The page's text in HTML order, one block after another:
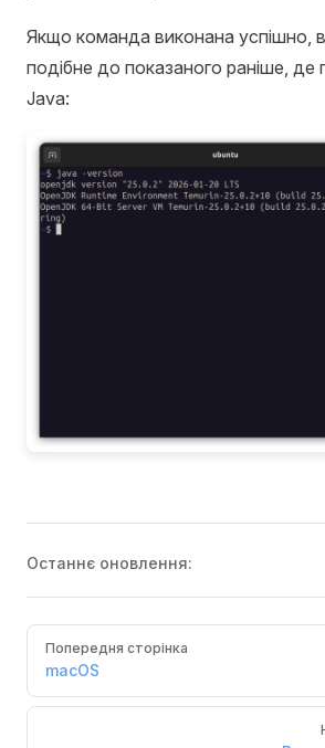
Якщо команда виконана успішно,
подібне до показаного раніше, де
Java:
Останнє оновлення:
Pager
Попередня сторінка
macOS